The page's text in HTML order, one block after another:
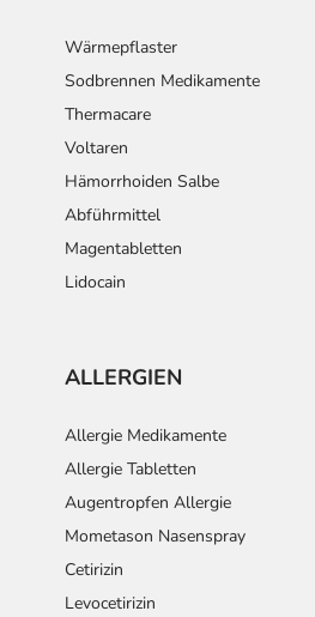
Wärmepflaster
Sodbrennen Medikamente
Thermacare
Voltaren
Hämorrhoiden Salbe
Abführmittel
Magentabletten
Lidocain
ALLERGIEN
Allergie Medikamente
Allergie Tabletten
Augentropfen Allergie
Mometason Nasenspray
Cetirizin
Levocetirizin